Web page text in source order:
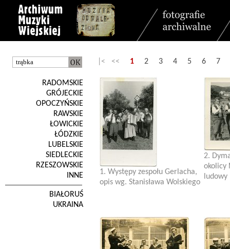
RADOMSKIE
GRÓJECKIE
OPOCZYŃSKIE
RAWSKIE
ŁOWICKIE
ŁÓDZKIE
LUBELSKIE
SIEDLECKIE
RZESZOWSKIE
INNE
BIAŁORUŚ
UKRAINA
|< << 1 2 3 4 5 6 7
1. Występy zespołu Gerlacha,
opis wg. Stanisława Wolskiego
2.
okolicy
ludowy